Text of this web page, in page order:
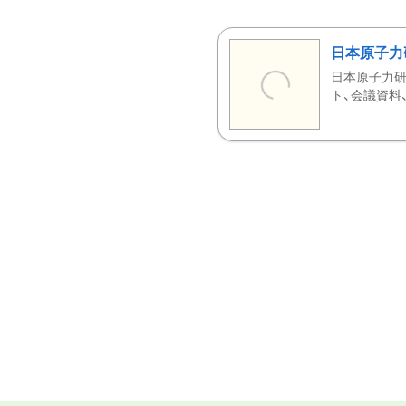
日本原子
日本原子力
ト、会議資